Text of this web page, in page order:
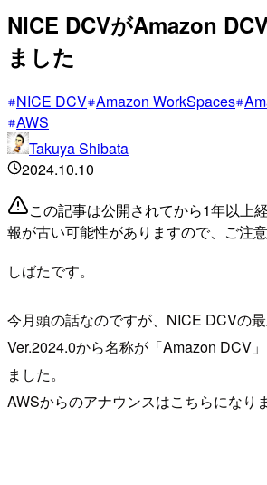
NICE DCVがAmazon
ました
NICE DCV Amazon WorkSpaces
AWS
Takuya Shibata
2024.10.10
この記事は公開されてから1年以上
報が古い可能性がありますので、ご注意
しばたです。
今月頭の話なのですが、NICE DCVの
Ver.2024.0から名称が「Amazon DCV
ました。
AWSからのアナウンスはこちらになりま